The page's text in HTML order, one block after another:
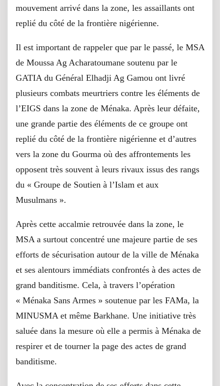
mouvement arrivé dans la zone, les assaillants ont
replié du côté de la frontière nigérienne.
Il est important de rappeler que par le passé, le MSA
de Moussa Ag Acharatoumane soutenu par le
GATIA du Général Elhadji Ag Gamou ont livré
plusieurs combats meurtriers contre les éléments de
l’EIGS dans la zone de Ménaka. Après leur défaite,
une grande partie des éléments de ce groupe ont
replié du côté de la frontière nigérienne et d’autres
vers la zone du Gourma où des affrontements les
opposent très souvent à leurs rivaux issus des rangs
du « Groupe de Soutien à l’Islam et aux
Musulmans ».
Après cette accalmie retrouvée dans la zone, le
MSA a surtout concentré une majeure partie de ses
efforts de sécurisation autour de la ville de Ménaka
et ses alentours immédiats confrontés à des actes de
grand banditisme. Cela, à travers l’opération
« Ménaka Sans Armes » soutenue par les FAMa, la
MINUSMA et même Barkhane. Une initiative très
saluée dans la mesure où elle a permis à Ménaka de
respirer et de tourner la page des actes de grand
banditisme.